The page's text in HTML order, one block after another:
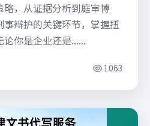
，从证据分析到庭审博
辩护的关键环节，掌握扭
你是企业还是......
1063